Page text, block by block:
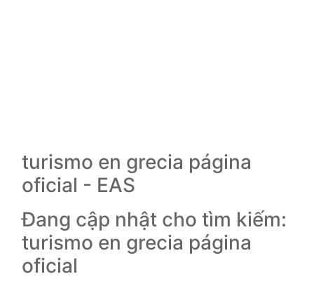
turismo en grecia página
oficial - EAS
Đang cập nhật cho tìm kiếm:
turismo en grecia página
oficial